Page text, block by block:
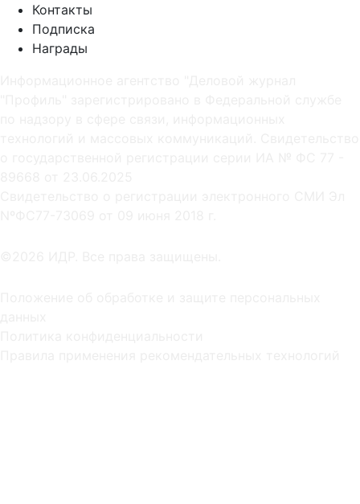
Контакты
Подписка
Награды